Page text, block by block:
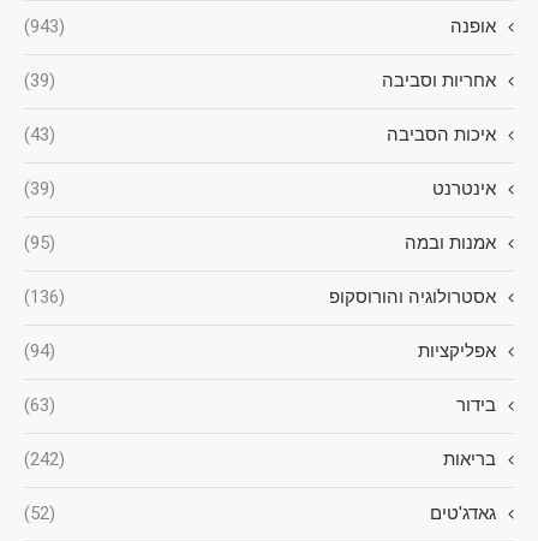
אופנה (943)
אחריות וסביבה (39)
איכות הסביבה (43)
אינטרנט (39)
אמנות ובמה (95)
אסטרולוגיה והורוסקופ (136)
אפליקציות (94)
בידור (63)
בריאות (242)
גאדג'טים (52)